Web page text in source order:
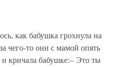
как бабушка грохнула на
чего-то они с мамой опять
кричала бабушке:– Это ты